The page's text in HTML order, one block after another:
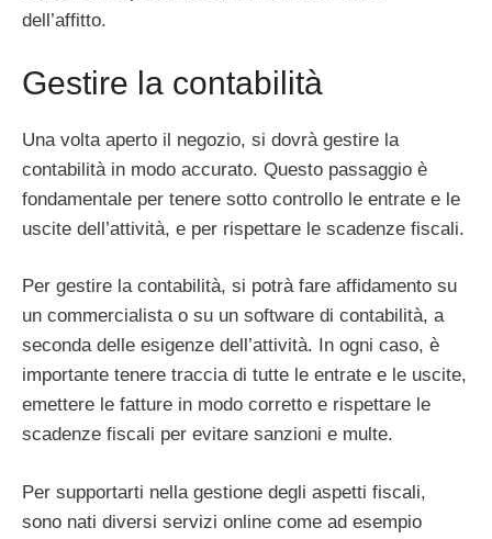
dell’affitto.
Gestire la contabilità
Una volta aperto il negozio, si dovrà gestire la
contabilità in modo accurato. Questo passaggio è
fondamentale per tenere sotto controllo le entrate e le
uscite dell’attività, e per rispettare le scadenze fiscali.
Per gestire la contabilità, si potrà fare affidamento su
un commercialista o su un software di contabilità, a
seconda delle esigenze dell’attività. In ogni caso, è
importante tenere traccia di tutte le entrate e le uscite,
emettere le fatture in modo corretto e rispettare le
scadenze fiscali per evitare sanzioni e multe.
Per supportarti nella gestione degli aspetti fiscali,
sono nati diversi servizi online come ad esempio